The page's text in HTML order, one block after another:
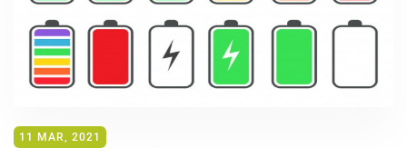
11 MAR, 2021